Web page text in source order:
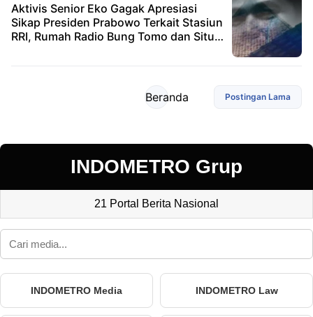
Aktivis Senior Eko Gagak Apresiasi
Sikap Presiden Prabowo Terkait Stasiun
RRI, Rumah Radio Bung Tomo dan Situs
Postingan Lama
Beranda
INDOMETRO Grup
21 Portal Berita Nasional
INDOMETRO Media INDOMETRO Law